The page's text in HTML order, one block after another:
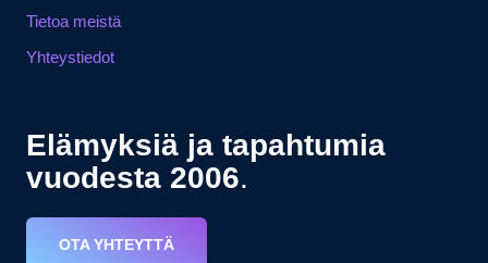
Tietoa meistä
Yhteystiedot
Elämyksiä ja tapahtumia
vuodesta 2006.
OTA YHTEYTTÄ